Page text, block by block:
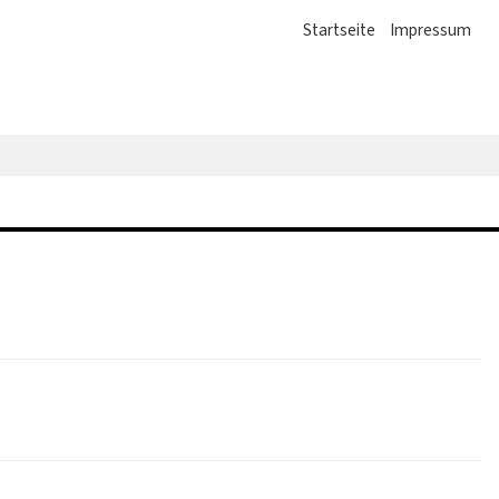
Startseite Impressum